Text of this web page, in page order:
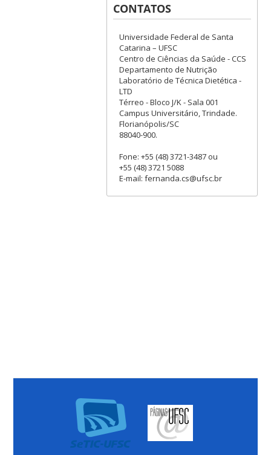
CONTATOS
Universidade Federal de Santa
Catarina – UFSC
Centro de Ciências da Saúde - CCS
Departamento de Nutrição
Laboratório de Técnica Dietética -
LTD
Térreo - Bloco J/K - Sala 001
Campus Universitário, Trindade.
Florianópolis/SC
88040-900.
Fone: +55 (48) 3721-3487 ou
+55 (48) 3721 5088
E-mail: fernanda.cs@ufsc.br